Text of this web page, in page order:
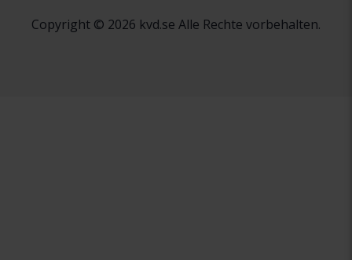
Copyright © 2026 kvd.se Alle Rechte vorbehalten.